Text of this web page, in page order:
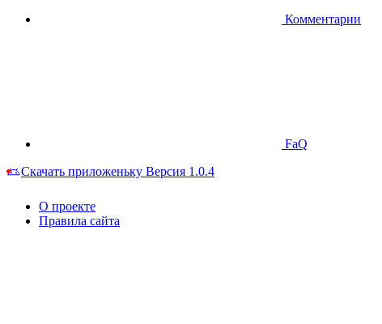
Комментарии
FaQ
Скачать приложеньку Версия 1.0.4
О проекте
Правила сайта